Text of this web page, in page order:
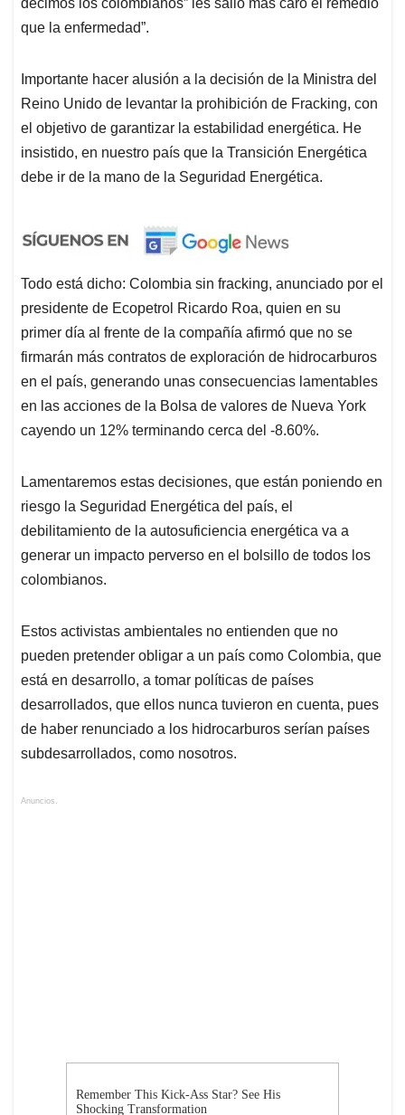
decimos los colombianos” les salió más caro el remedio
que la enfermedad”.
Importante hacer alusión a la decisión de la Ministra del
Reino Unido de levantar la prohibición de Fracking, con
el objetivo de garantizar la estabilidad energética. He
insistido, en nuestro país que la Transición Energética
debe ir de la mano de la Seguridad Energética.
Todo está dicho: Colombia sin fracking, anunciado por el
presidente de Ecopetrol Ricardo Roa, quien en su
primer día al frente de la compañía afirmó que no se
firmarán más contratos de exploración de hidrocarburos
en el país, generando unas consecuencias lamentables
en las acciones de la Bolsa de valores de Nueva York
cayendo un 12% terminando cerca del -8.60%.
Lamentaremos estas decisiones, que están poniendo en
riesgo la Seguridad Energética del país, el
debilitamiento de la autosuficiencia energética va a
generar un impacto perverso en el bolsillo de todos los
colombianos.
Estos activistas ambientales no entienden que no
pueden pretender obligar a un país como Colombia, que
está en desarrollo, a tomar políticas de países
desarrollados, que ellos nunca tuvieron en cuenta, pues
de haber renunciado a los hidrocarburos serían países
subdesarrollados, como nosotros.
Anuncios.